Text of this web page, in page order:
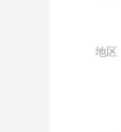
地区